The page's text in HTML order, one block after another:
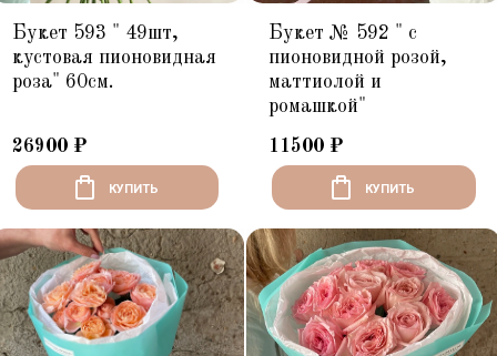
Букет 593 " 49шт,
кустовая пионовидная
роза" 60см.
26900 ₽
КУПИТЬ
Букет № 592 " с
пионовидной розой,
маттиолой и
ромашкой"
11500 ₽
КУПИТЬ